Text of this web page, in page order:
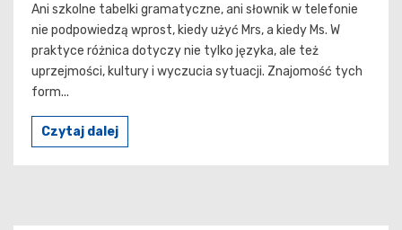
Ani szkolne tabelki gramatyczne, ani słownik w telefonie
nie podpowiedzą wprost, kiedy użyć Mrs, a kiedy Ms. W
praktyce różnica dotyczy nie tylko języka, ale też
uprzejmości, kultury i wyczucia sytuacji. Znajomość tych
form...
Czytaj dalej